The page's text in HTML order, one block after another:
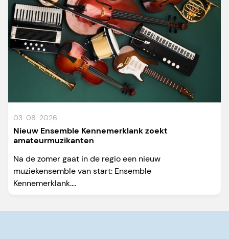
03-08-2026
Nieuw Ensemble Kennemerklank zoekt
amateurmuzikanten
Na de zomer gaat in de regio een nieuw
muziekensemble van start: Ensemble
Kennemerklank....